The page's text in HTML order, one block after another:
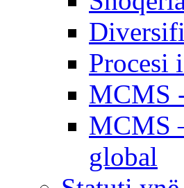
Procesi
MCMS
MCMS
global